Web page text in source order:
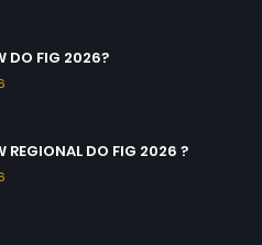
DO FIG 2026?
REGIONAL DO FIG 2026 ?